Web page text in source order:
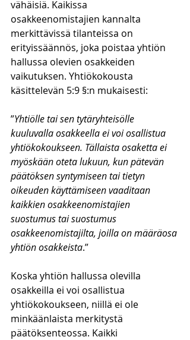
vähäisiä. Kaikissa
osakkeenomistajien kannalta
merkittävissä tilanteissa on
erityissäännös, joka poistaa yhtiön
hallussa olevien osakkeiden
vaikutuksen. Yhtiökokousta
käsittelevän 5:9 §:n mukaisesti:
”Yhtiölle tai sen tytäryhteisölle
kuuluvalla osakkeella ei voi osallistua
yhtiökokoukseen. Tällaista osaketta ei
myöskään oteta lukuun, kun pätevän
päätöksen syntymiseen tai tietyn
oikeuden käyttämiseen vaaditaan
kaikkien osakkeenomistajien
suostumus tai suostumus
osakkeenomistajilta, joilla on määräosa
yhtiön osakkeista.”
Koska yhtiön hallussa olevilla
osakkeilla ei voi osallistua
yhtiökokoukseen, niillä ei ole
minkäänlaista merkitystä
päätöksenteossa. Kaikki